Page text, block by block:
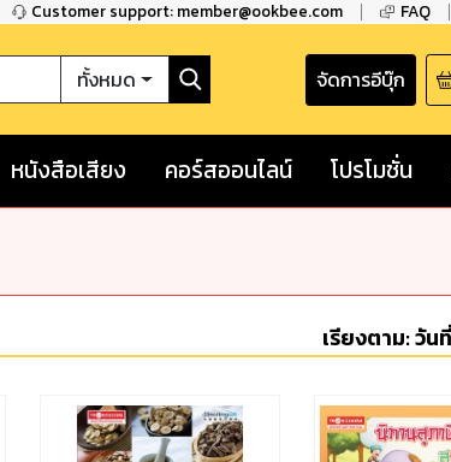
Customer support: member@ookbee.com FAQ
ทั้งหมด จัดการอีบุ๊ก
หนังสือเสียง คอร์สออนไลน์ โปรโมชั่น
เรียงตาม:วัน